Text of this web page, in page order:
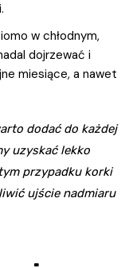
w chłodnym,
dojrzewać i
miesiące, a nawet
dodać do każdej
uzyskać lekko
przypadku korki
ujście nadmiaru